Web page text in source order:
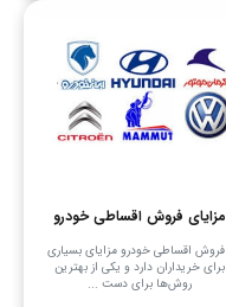
مزایای فروش اقساطی خودرو
فروش اقساطی خودرو مزایای بسیاری
برای خریداران دارد و یکی از بهترین
روش‌ها برای دست ...